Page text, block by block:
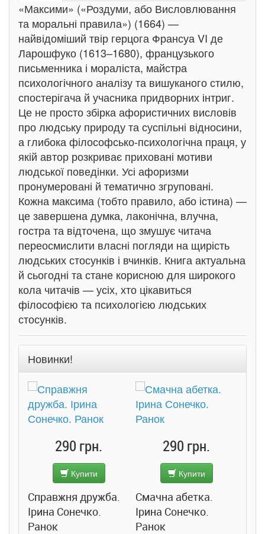
«Максими» («Роздуми, або Висловлювання
та моральні правила») (1664) —
найвідоміший твір герцога Франсуа VI де
Ларошфуко (1613–1680), французького
письменника і мораліста, майстра
психологічного аналізу та вишуканого стилю,
спостерігача й учасника придворних інтриг.
Це не просто збірка афористичних висловів
про людську природу та суспільні відносини,
а глибока філософсько-психологічна праця, у
якій автор розкриває приховані мотиви
людської поведінки. Усі афоризми
пронумеровані й тематично згруповані.
Кожна максима (тобто правило, або істина) —
це завершена думка, лаконічна, влучна,
гостра та відточена, що змушує читача
переосмислити власні погляди на щирість
людських стосунків і вчинків. Книга актуальна
й сьогодні та стане корисною для широкого
кола читачів — усіх, хто цікавиться
філософією та психологією людських
стосунків.
Новинки!
290 грн.
Купити
Справжня дружба.
Ірина Сонечко.
Ранок
290 грн.
Купити
Смачна абетка.
Ірина Сонечко.
Ранок